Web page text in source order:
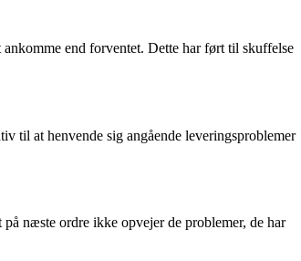
end forventet. Dette har ført til skuffelse
til at henvende sig angående leveringsproblemer
næste ordre ikke opvejer de problemer, de har